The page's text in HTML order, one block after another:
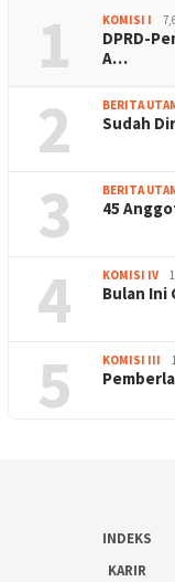
1 KOMISI I
DPRD-
A…
2 BERITA
Sudah
3 BERITA
45
4 KOMISI IV
Bulan Ini
5 KOMISI III
INDEKS
KARIR